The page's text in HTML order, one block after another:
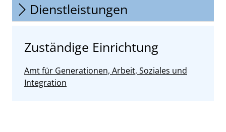
Dienstleistungen
Zuständige Einrichtung
Amt für Generationen, Arbeit, Soziales und
Integration